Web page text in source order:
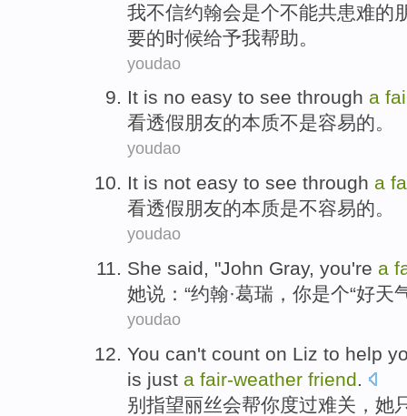
我不信约翰会是个不能共患难的
要的时候给予我帮助 。
youdao
It is no easy to see through a
看透假朋友的本质不是容易的。
youdao
It is not easy to see through a
看透假朋友的本质是不容易的。
youdao
She said, "John Gray, you're a
她说 ：“约翰·葛瑞 ， 你是个“好天
youdao
You can't count on Liz to help
is just a fair-weather friend.
别 指望丽丝会帮你度过难关， 她